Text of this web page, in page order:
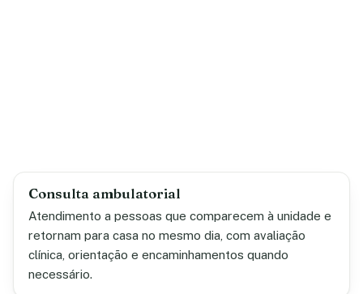
Consulta ambulatorial
Atendimento a pessoas que comparecem à unidade e
retornam para casa no mesmo dia, com avaliação
clínica, orientação e encaminhamentos quando
necessário.